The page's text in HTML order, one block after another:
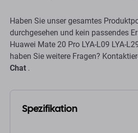
Haben Sie unser gesamtes
durchgesehen und kein passendes
Huawei Mate 20 Pro LYA-L09 LYA-
haben Sie weitere Fragen?
Chat .
Spezifikation